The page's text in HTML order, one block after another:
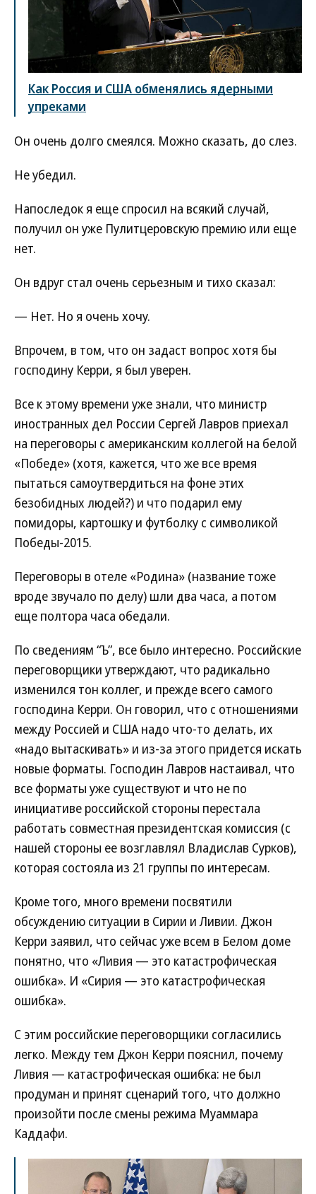
Как Россия и США обменялись ядерными
упреками
Он очень долго смеялся. Можно сказать, до слез.
Не убедил.
Напоследок я еще спросил на всякий случай,
получил он уже Пулитцеровскую премию или еще
нет.
Он вдруг стал очень серьезным и тихо сказал:
— Нет. Но я очень хочу.
Впрочем, в том, что он задаст вопрос хотя бы
господину Керри, я был уверен.
Все к этому времени уже знали, что министр
иностранных дел России Сергей Лавров приехал
на переговоры с американским коллегой на белой
«Победе» (хотя, кажется, что же все время
пытаться самоутвердиться на фоне этих
безобидных людей?) и что подарил ему
помидоры, картошку и футболку с символикой
Победы-2015.
Переговоры в отеле «Родина» (название тоже
вроде звучало по делу) шли два часа, а потом
еще полтора часа обедали.
По сведениям “Ъ”, все было интересно. Российские
переговорщики утверждают, что радикально
изменился тон коллег, и прежде всего самого
господина Керри. Он говорил, что с отношениями
между Россией и США надо что-то делать, их
«надо вытаскивать» и из-за этого придется искать
новые форматы. Господин Лавров настаивал, что
все форматы уже существуют и что не по
инициативе российской стороны перестала
работать совместная президентская комиссия (с
нашей стороны ее возглавлял Владислав Сурков),
которая состояла из 21 группы по интересам.
Кроме того, много времени посвятили
обсуждению ситуации в Сирии и Ливии. Джон
Керри заявил, что сейчас уже всем в Белом доме
понятно, что «Ливия — это катастрофическая
ошибка». И «Сирия — это катастрофическая
ошибка».
С этим российские переговорщики согласились
легко. Между тем Джон Керри пояснил, почему
Ливия — катастрофическая ошибка: не был
продуман и принят сценарий того, что должно
произойти после смены режима Муаммара
Каддафи.